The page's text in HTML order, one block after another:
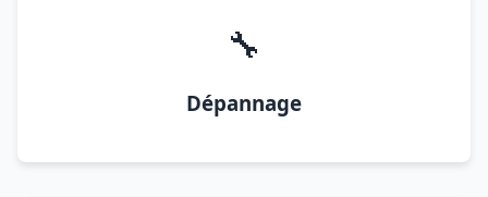
🔧
Dépannage